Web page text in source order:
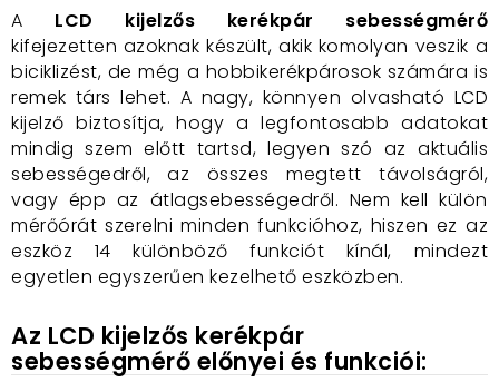
A LCD kijelzős kerékpár sebességmérő
kifejezetten azoknak készült, akik komolyan veszik a
biciklizést, de még a hobbikerékpárosok számára is
remek társ lehet. A nagy, könnyen olvasható LCD
kijelző biztosítja, hogy a legfontosabb adatokat
mindig szem előtt tartsd, legyen szó az aktuális
sebességedről, az összes megtett távolságról,
vagy épp az átlagsebességedről. Nem kell külön
mérőórát szerelni minden funkcióhoz, hiszen ez az
eszköz 14 különböző funkciót kínál, mindezt
egyetlen egyszerűen kezelhető eszközben.
Az LCD kijelzős kerékpár
sebességmérő előnyei és funkciói: